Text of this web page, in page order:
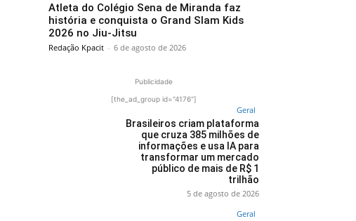
Atleta do Colégio Sena de Miranda faz
história e conquista o Grand Slam Kids
2026 no Jiu-Jitsu
Redação Kpacit - 6 de agosto de 2026
Publicidade
[the_ad_group id="4176"]
Geral
Brasileiros criam plataforma
que cruza 385 milhões de
informações e usa IA para
transformar um mercado
público de mais de R$ 1
trilhão
5 de agosto de 2026
Geral